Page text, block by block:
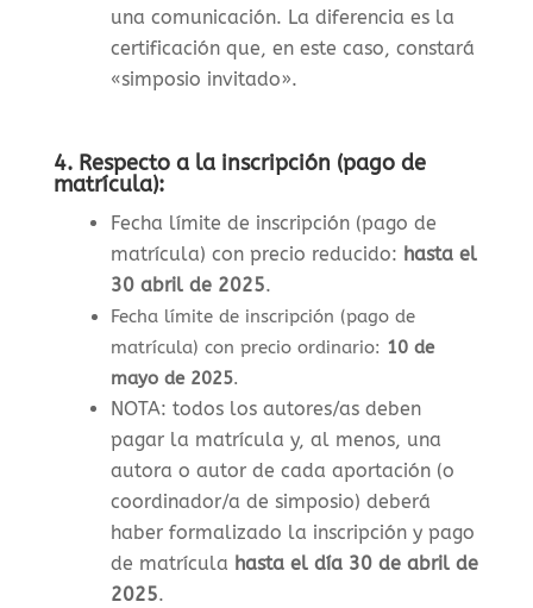
una comunicación. La diferencia es la
certificación que, en este caso, constará
«simposio invitado».
4. Respecto a la inscripción (pago de
matrícula):
Fecha límite de inscripción (pago de
matrícula) con precio reducido: hasta el
30 abril de 2025.
Fecha límite de inscripción (pago de
matrícula) con precio ordinario: 10 de
mayo de 2025.
NOTA: todos los autores/as deben
pagar la matrícula y, al menos, una
autora o autor de cada aportación (o
coordinador/a de simposio) deberá
haber formalizado la inscripción y pago
de matrícula hasta el día 30 de abril de
2025.